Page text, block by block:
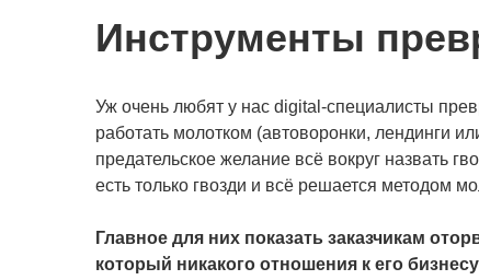
Инструменты
Уж очень любят у нас digital-специалисты
работать молотком (автоворонки, лендинги
предательское желание всё вокруг назвать
есть только гвозди и всё решается методом
Главное для них показать заказчикам
который никакого отношения к его